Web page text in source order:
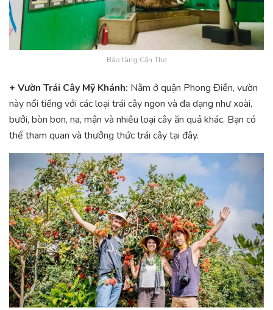
Bảo tàng Cần Thơ
+ Vườn Trái Cây Mỹ Khánh: Nằm ở quận Phong Điền, vườn
này nổi tiếng với các loại trái cây ngon và đa dạng như xoài,
bưởi, bòn bon, na, mận và nhiều loại cây ăn quả khác. Bạn có
thể tham quan và thưởng thức trái cây tại đây.